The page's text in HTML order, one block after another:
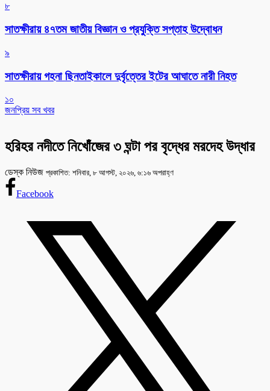
৮
সাতক্ষীরায় ৪৭তম জাতীয় বিজ্ঞান ও প্রযুক্তি সপ্তাহ উদ্বোধন
৯
সাতক্ষীরায় গহনা ছিনতাইকালে দুর্বৃত্তের ইটের আঘাতে নারী নিহত
১০
জনপ্রিয় সব খবর
হরিহর নদীতে নিখোঁজের ৩ ঘন্টা পর বৃদ্ধের মরদেহ উদ্ধার
ডেস্ক নিউজ প্রকাশিত: শনিবার, ৮ আগস্ট, ২০২৬, ৬:১৬ অপরাহ্ণ
Facebook